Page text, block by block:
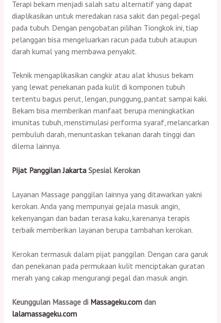
Terapi bekam menjadi salah satu alternatif yang dapat
diaplikasikan untuk meredakan rasa sakit dan pegal-pegal
pada tubuh. Dengan pengobatan pilihan Tiongkok ini, tiap
pelanggan bisa mengeluarkan racun pada tubuh ataupun
darah kumal yang membawa penyakit.
Teknik mengaplikasikan cangkir atau alat khusus bekam
yang lewat penekanan pada kulit di komponen tubuh
tertentu bagus perut, lengan, punggung, pantat sampai kaki.
Bekam bisa memberikan manfaat berupa meningkatkan
imunitas tubuh, menstimulasi performa syaraf, melancarkan
pembuluh darah, menuntaskan tekanan darah tinggi dan
dilema lainnya.
Pijat Panggilan JakartaSpesial Kerokan
Layanan Massage panggilan lainnya yang ditawarkan yakni
kerokan. Anda yang mempunyai gejala masuk angin,
kekenyangan dan badan terasa kaku, karenanya terapis
terbaik memberikan layanan berupa tambahan kerokan.
Kerokan termasuk dalam pijat panggilan. Dengan cara garuk
dan penekanan pada permukaan kulit menciptakan guratan
merah yang cakap mengurangi pegal dan masuk angin.
Keunggulan Massage di Massageku.comdan
lalamassageku.com